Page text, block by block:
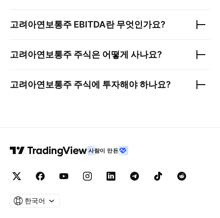
고려아연보통주 EBITDA란 무엇인가요?
고려아연보통주 주식은 어떻게 사나요?
고려아연보통주 주식에 투자해야 하나요?
사람이 만든
한국어